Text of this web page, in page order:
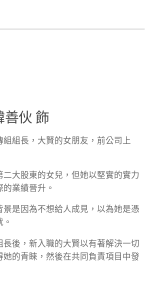
善伙 飾
組長，大賢的女朋友，前公司上
二大股東的女兒，但她以堅實的實力
業績晉升。
景是因為不想給人成見，以為她是憑
長後，新入職的大賢以有著解決一切
她的青睞，然後在共同負責項目中發